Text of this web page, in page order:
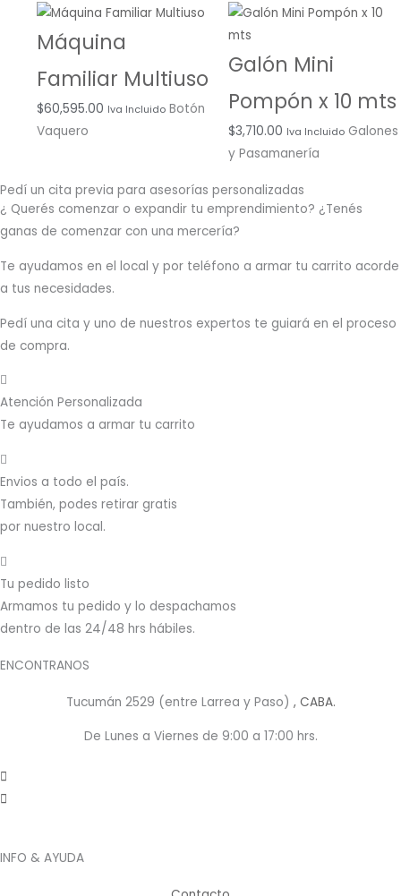
Máquina
Familiar Multiuso
$60,595.00 Iva Incluido Botón
Vaquero
Galón Mini
Pompón x 10 mts
$3,710.00 Iva Incluido Galones
y Pasamanería
Pedí un cita previa para asesorías personalizadas
¿ Querés comenzar o expandir tu emprendimiento? ¿Tenés
ganas de comenzar con una mercería?
Te ayudamos en el local y por teléfono a armar tu carrito acorde
a tus necesidades.
Pedí una cita y uno de nuestros expertos te guiará en el proceso
de compra.
Atención Personalizada
Te ayudamos a armar tu carrito
Envios a todo el país.
También, podes retirar gratis
por nuestro local.
Tu pedido listo
Armamos tu pedido y lo despachamos
dentro de las 24/48 hrs hábiles.
ENCONTRANOS
Tucumán 2529 (entre Larrea y Paso) , CABA.
De Lunes a Viernes de 9:00 a 17:00 hrs.
INFO & AYUDA